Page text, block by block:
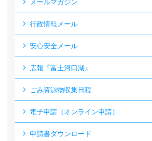
メールマガジン
行政情報メール
安心安全メール
広報『富士河口湖』
ごみ資源物収集日程
電子申請（オンライン申請）
申請書ダウンロード